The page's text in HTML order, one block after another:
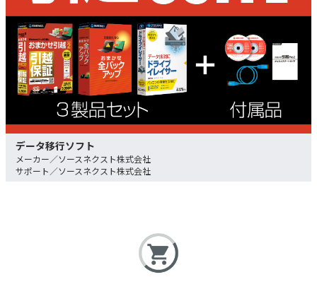
データ移行ソフト
ソースネクスト株式会社
ソースネクスト株式会社